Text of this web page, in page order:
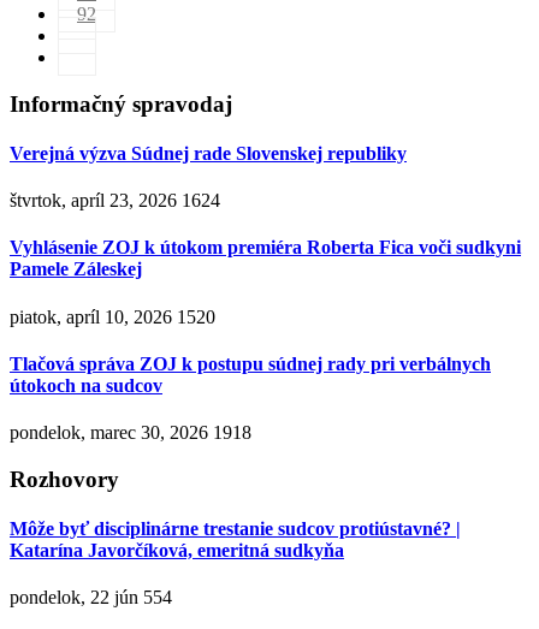
92
Informačný spravodaj
Verejná výzva Súdnej rade Slovenskej republiky
štvrtok, apríl 23, 2026 1624
Vyhlásenie ZOJ k útokom premiéra Roberta Fica voči sudkyni
Pamele Záleskej
piatok, apríl 10, 2026 1520
Tlačová správa ZOJ k postupu súdnej rady pri verbálnych
útokoch na sudcov
pondelok, marec 30, 2026 1918
Rozhovory
Môže byť disciplinárne trestanie sudcov protiústavné? |
Katarína Javorčíková, emeritná sudkyňa
pondelok, 22 jún 554